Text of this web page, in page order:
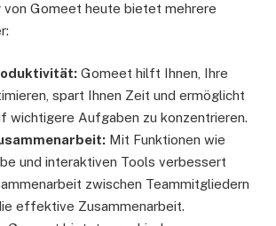
von Gomeet heute bietet mehrere
Gomeet hilft Ihnen, Ihre
spart Ihnen Zeit und ermöglicht
wichtigere Aufgaben zu konzentrieren.
Mit Funktionen wie
und interaktiven Tools verbessert
zwischen Teammitgliedern
effektive Zusammenarbeit.